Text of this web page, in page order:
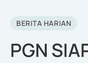
BERITA HARIAN
PGN